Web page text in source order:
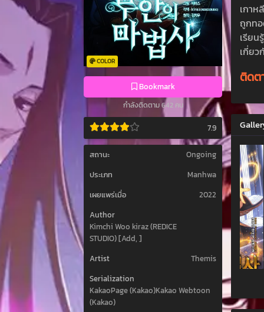
COLOR
Bookmark
กำลังติดตาม 642 คน
7.9
สถานะ
Ongoing
ประเภท
Manhwa
เผยแพร่เมื่อ
2022
Author
Kimchi Woo kiraz (REDICE
STUDIO) [Add, ]
Artist
Themis
Serialization
KakaoPage (Kakao)Kakao Webtoon
(Kakao)
เกาห
ถูกทอ
เรียน
เกี่ยว
ติดต